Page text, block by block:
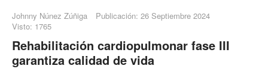
Johnny Núnez Zúñiga
Publicación: 26 Septiembre 2024
Visto: 1765
Rehabilitación cardiopulmonar fase III
garantiza calidad de vida